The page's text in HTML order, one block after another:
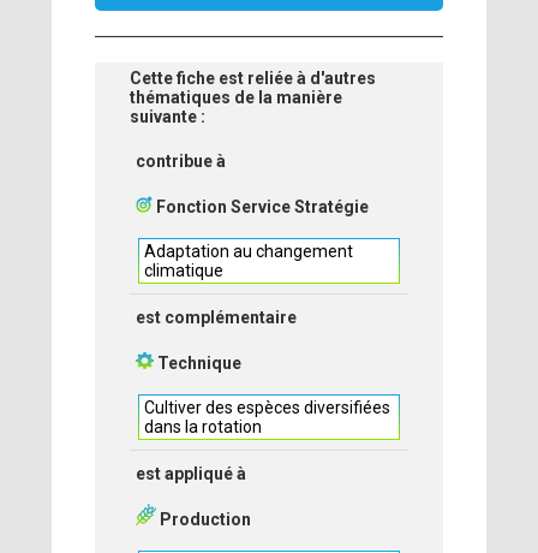
Cette fiche est reliée à d'autres
thématiques de la manière
suivante :
contribue à
Fonction Service Stratégie
Adaptation au changement
climatique
est complémentaire
Technique
Cultiver des espèces diversifiées
dans la rotation
est appliqué à
Production